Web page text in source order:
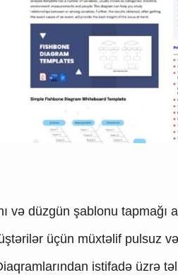
və düzgün şablonu tapmağı
üçün müxtəlif pulsuz
istifadə üzrə